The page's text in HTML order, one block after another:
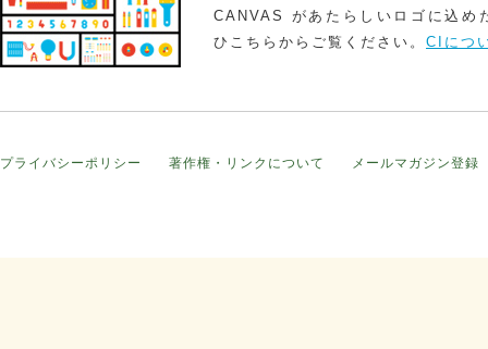
CANVAS があたらしいロゴに込め
ひこちらからご覧ください。 CIにつ
プライバシーポリシー 著作権・リンクについて メールマガジン登録